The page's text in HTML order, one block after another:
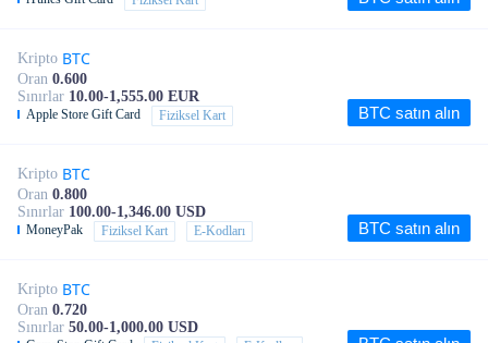
Kripto BTC
Oran 0.600
Sınırlar 10.00-1,555.00 EUR
Apple Store Gift Card Fiziksel Kart BTC satın alın
Kripto BTC
Oran 0.800
Sınırlar 100.00-1,346.00 USD
MoneyPak Fiziksel Kart E-Kodları BTC satın alın
Kripto BTC
Oran 0.720
Sınırlar 50.00-1,000.00 USD